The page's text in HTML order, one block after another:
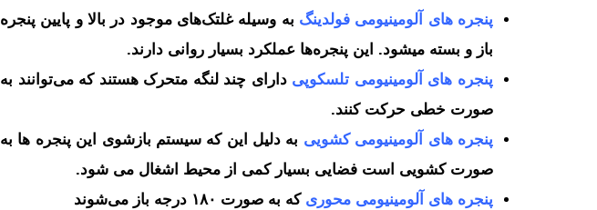
پنجره های آلومینیومی فولدینگ به وسیله غلتک‌های موجود در بالا و پایین پنجره
باز و بسته میشود. این پنجره‌ها عملکرد بسیار روانی دارند.
پنجره های آلومینیومی تلسکوپی دارای چند لنگه متحرک هستند که می‌توانند به
صورت خطی حرکت کنند.
پنجره های آلومینیومی کشویی به دلیل این‌ که سیستم بازشوی این پنجره ها به
صورت کشویی است فضایی بسیار کمی از محیط اشغال می شود.
پنجره های آلومینیومی محوری که به صورت ۱۸۰ درجه باز می‌شوند